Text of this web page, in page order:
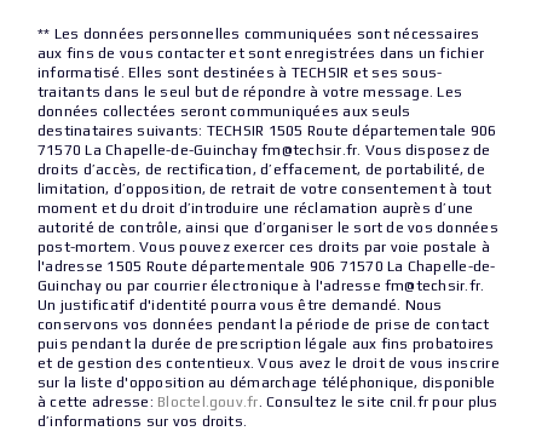
** Les données personnelles communiquées sont nécessaires
aux fins de vous contacter et sont enregistrées dans un fichier
informatisé. Elles sont destinées à TECHSIR et ses sous-
traitants dans le seul but de répondre à votre message. Les
données collectées seront communiquées aux seuls
destinataires suivants: TECHSIR 1505 Route départementale 906
71570 La Chapelle-de-Guinchay fm@techsir.fr. Vous disposez de
droits d’accès, de rectification, d’effacement, de portabilité, de
limitation, d’opposition, de retrait de votre consentement à tout
moment et du droit d’introduire une réclamation auprès d’une
autorité de contrôle, ainsi que d’organiser le sort de vos données
post-mortem. Vous pouvez exercer ces droits par voie postale à
l'adresse 1505 Route départementale 906 71570 La Chapelle-de-
Guinchay ou par courrier électronique à l'adresse fm@techsir.fr.
Un justificatif d'identité pourra vous être demandé. Nous
conservons vos données pendant la période de prise de contact
puis pendant la durée de prescription légale aux fins probatoires
et de gestion des contentieux. Vous avez le droit de vous inscrire
sur la liste d'opposition au démarchage téléphonique, disponible
à cette adresse: Bloctel.gouv.fr . Consultez le site cnil.fr pour plus
d’informations sur vos droits.